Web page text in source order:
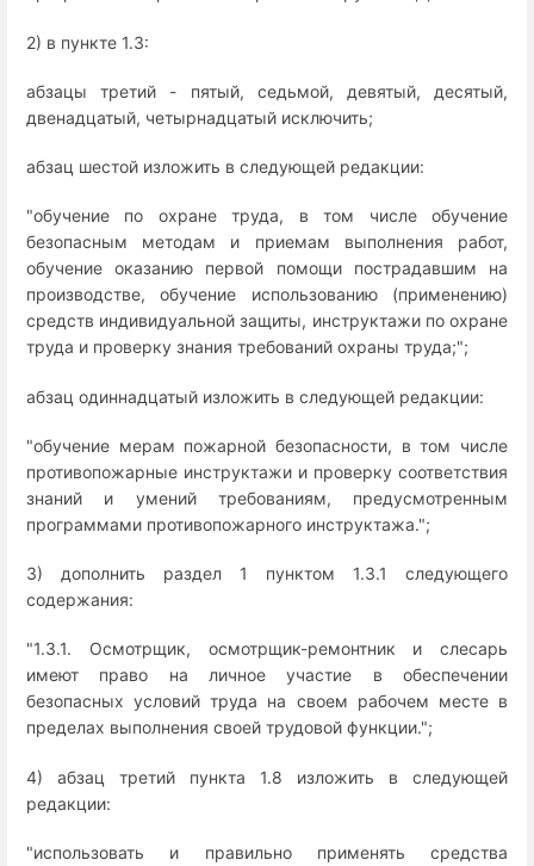
2) в пункте 1.3:
абзацы третий - пятый, седьмой, девятый, десятый,
двенадцатый, четырнадцатый исключить;
абзац шестой изложить в следующей редакции:
"обучение по охране труда, в том числе обучение
безопасным методам и приемам выполнения работ,
обучение оказанию первой помощи пострадавшим на
производстве, обучение использованию (применению)
средств индивидуальной защиты, инструктажи по охране
труда и проверку знания требований охраны труда;";
абзац одиннадцатый изложить в следующей редакции:
"обучение мерам пожарной безопасности, в том числе
противопожарные инструктажи и проверку соответствия
знаний и умений требованиям, предусмотренным
программами противопожарного инструктажа.";
3) дополнить раздел 1 пунктом 1.3.1 следующего
содержания:
"1.3.1. Осмотрщик, осмотрщик-ремонтник и слесарь
имеют право на личное участие в обеспечении
безопасных условий труда на своем рабочем месте в
пределах выполнения своей трудовой функции.";
4) абзац третий пункта 1.8 изложить в следующей
редакции:
"использовать и правильно применять средства